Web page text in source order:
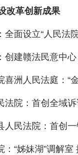
改革创新成果
设立“人民法
赣法民意中心
洲人民法庭：“
：首创全域诉
民法院：首创一
姊妹湖”调解室